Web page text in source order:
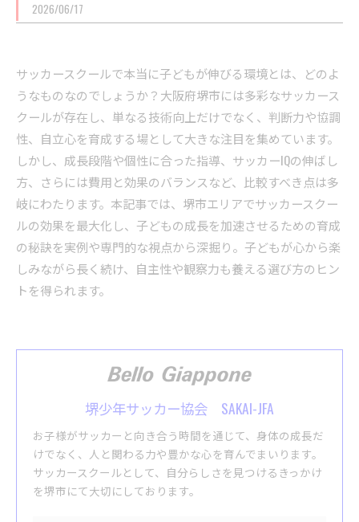
2026/06/17
サッカースクールで本当に子どもが伸びる環境とは、どのよ
うなものなのでしょうか？大阪府堺市には多彩なサッカース
クールが存在し、単なる技術向上だけでなく、判断力や協調
性、自立心を育成する場として大きな注目を集めています。
しかし、成長段階や個性に合った指導、サッカーIQの伸ばし
方、さらには費用と効果のバランスなど、比較すべき点は多
岐にわたります。本記事では、堺市エリアでサッカースクー
ルの効果を最大化し、子どもの成長を加速させるための育成
の秘訣を実例や専門的な視点から深掘り。子どもが心から楽
しみながら長く続け、自主性や観察力も養える選び方のヒン
トを得られます。
堺少年サッカー協会 SAKAI-JFA
お子様がサッカーと向き合う時間を通じて、身体の成長だ
けでなく、人と関わる力や豊かな心を育んでまいります。
サッカースクールとして、自分らしさを見つけるきっかけ
を堺市にて大切にしております。